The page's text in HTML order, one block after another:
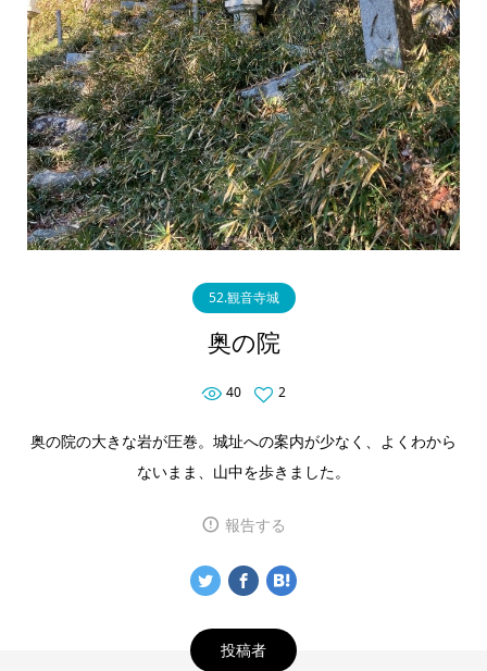
52.観音寺城
奥の院
40 2
奥の院の大きな岩が圧巻。城址への案内が少なく、よくわから
ないまま、山中を歩きました。
報告する
投稿者